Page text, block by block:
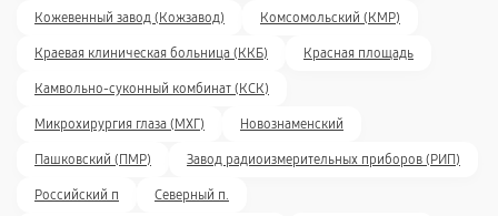
Кожевенный завод (Кожзавод) Комсомольский (КМР)
Краевая клиническая больница (ККБ) Красная площадь
Камвольно-суконный комбинат (КСК)
Микрохирургия глаза (МХГ) Новознаменский
Пашковский (ПМР) Завод радиоизмерительных приборов (РИП)
Российский п Северный п.